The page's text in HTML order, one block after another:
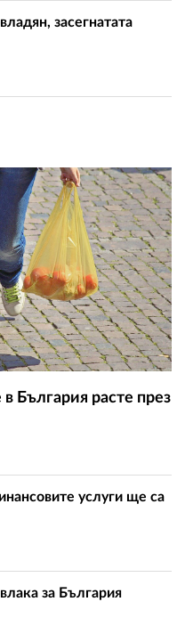
засегнатата
България расте през
услуги ще са
за България